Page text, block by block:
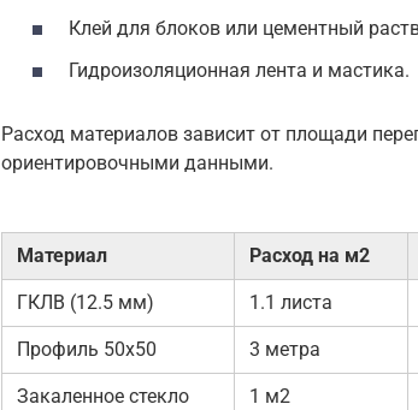
Клей для блоков или цементный
Гидроизоляционная лента и мастика.
Расход материалов зависит от площади
ориентировочными данными.
Материал Расход на м2
ГКЛВ (12.5 мм) 1.1 листа
Профиль 50х50 3 метра
Закаленное стекло 1 м2